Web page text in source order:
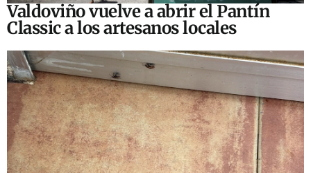
Valdoviño vuelve a abrir el Pantín
Classic a los artesanos locales